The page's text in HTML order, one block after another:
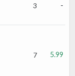
3 -
7 5.99